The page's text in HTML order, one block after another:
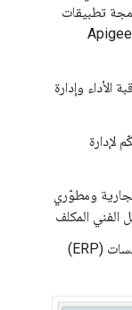
تطبيقات
من بوابة PLUS لأنظمة أخرى (خارجية إلى Apigee
الأداء وإدارة
لإدارة
ومطوّري
الفني المكلف
إمكانية الدمج مع نظام تخطيط موارد المؤسسات (ERP)